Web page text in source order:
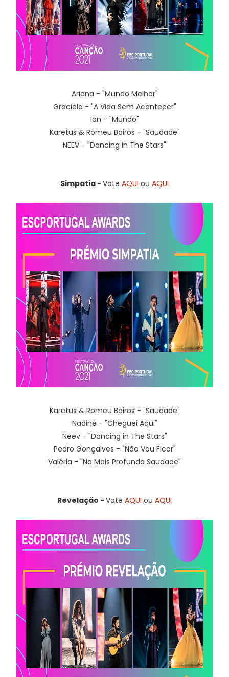
Ariana - "Mundo Melhor"
Graciela - "A Vida Sem Acontecer"
Ian - "Mundo"
Karetus & Romeu Bairos - "Saudade"
NEEV - "Dancing in The Stars"
Simpatia - Vote AQUI ou AQUI
Karetus & Romeu Bairos - "Saudade"
Nadine - "Cheguei Aqui"
Neev - "Dancing in The Stars"
Pedro Gonçalves - "Não Vou Ficar"
Valéria - "Na Mais Profunda Saudade"
Revelação - Vote AQUI ou AQUI